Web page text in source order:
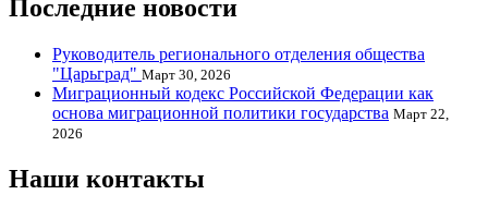
Последние новости
Руководитель регионального отделения общества
"Царьград" Март 30, 2026
Миграционный кодекс Российской Федерации как
основа миграционной политики государства Март 22,
2026
Наши контакты